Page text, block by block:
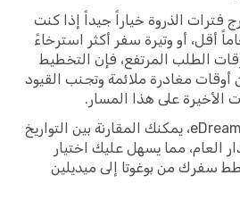
فترات الذروة خياراً جيداً إذا كنت
أقل، أو وتيرة سفر أكثر استرخاءً
الطلب المرتفع، فإن التخطيط
مغادرة ملائمة وتجنب القيود
الأخيرة على هذا المسار.
بفضل أداة البحث من eDreams، يمكنك المقارنة بين التواريخ
العام، مما يسهل عليك اختيار
سفرك من بوغوتا إلى ميديلين